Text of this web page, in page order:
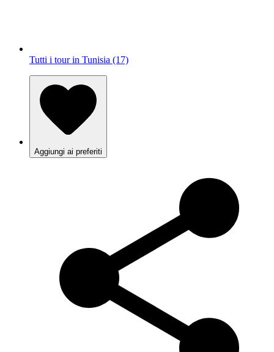
Tutti i tour in Tunisia (17)
Aggiungi ai preferiti